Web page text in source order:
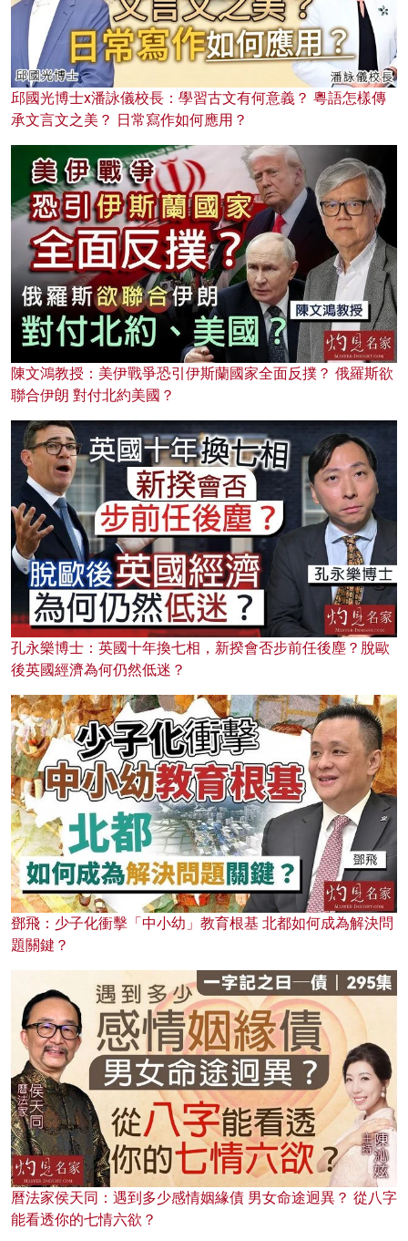
邱國光博士x潘詠儀校長：學習古文有何意義？ 粵語怎樣傳
承文言文之美？ 日常寫作如何應用？
陳文鴻教授：美伊戰爭恐引伊斯蘭國家全面反撲？ 俄羅斯欲
聯合伊朗 對付北約美國？
孔永樂博士：英國十年換七相，新揆會否步前任後塵？脫歐
後英國經濟為何仍然低迷？
鄧飛：少子化衝擊「中小幼」教育根基 北都如何成為解決問
題關鍵？
曆法家侯天同：遇到多少感情姻緣債 男女命途迥異？ 從八字
能看透你的七情六欲？